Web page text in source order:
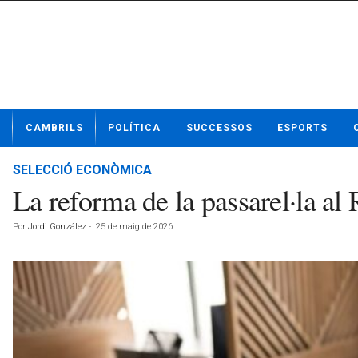
t
CAMBRILS POLÍTICA SUCCESSOS ESPORTS
SELECCIÓ ECONÒMICA
La reforma de la passarel·la
Por Jordi González - 25 de maig de 2026